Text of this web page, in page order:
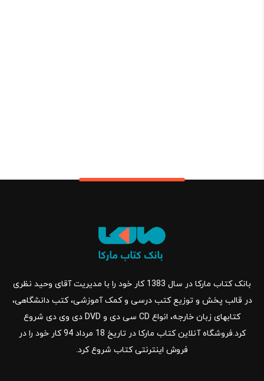
بانک کتاب مارکا در سال 1383 کار خود را با مدیریت آقای وحید نظری
در قالب پخش و توزیع کتب درسی و کمک آموزشی، کتب دانشگاهی،
کتابهای زبان خارجه، انواع CD سی دی و DVD دی وی دی شروع
کرد.فروشگاه آنلاین کتاب مارکا در تاریخ 18 مرداد 94 کار خود را در
فروش اینترنتی کتاب شروع کرد.